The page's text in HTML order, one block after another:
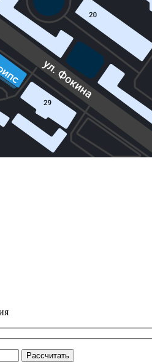
Рассчитать